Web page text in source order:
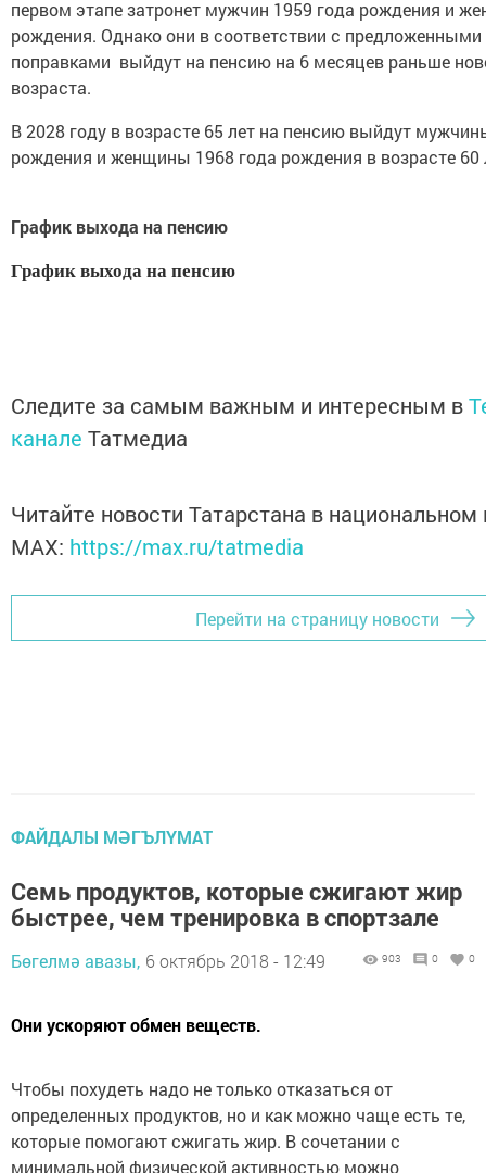
первом этапе затронет мужчин 1959 года рождения и
рождения. Однако они в соответствии с
поправками выйдут на пенсию на 6 месяцев раньше
возраста.
В 2028 году в возрасте 65 лет на пенсию выйдут
рождения и женщины 1968 года рождения в возрасте 60
График выхода на пенсию
График выхода на пенсию
Следите за самым важным и интересным в
канале Татмедиа
Читайте новости Татарстана в
MАХ: https://max.ru/tatmedia
Перейти на страницу новости
ФАЙДАЛЫ МӘГЪЛҮМАТ
Семь продуктов, которые сжигают жир
быстрее, чем тренировка в спортзале
Бөгелмә авазы, 6 октябрь 2018 - 12:49 903 0 0
Они ускоряют обмен веществ.
Чтобы похудеть надо не только отказаться от
определенных продуктов, но и как можно чаще есть те,
которые помогают сжигать жир. В сочетании с
минимальной физической активностью можно